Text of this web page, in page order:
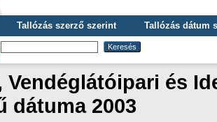
Tallózás szerző szerint Tallózás dátum
és
dátuma 2003